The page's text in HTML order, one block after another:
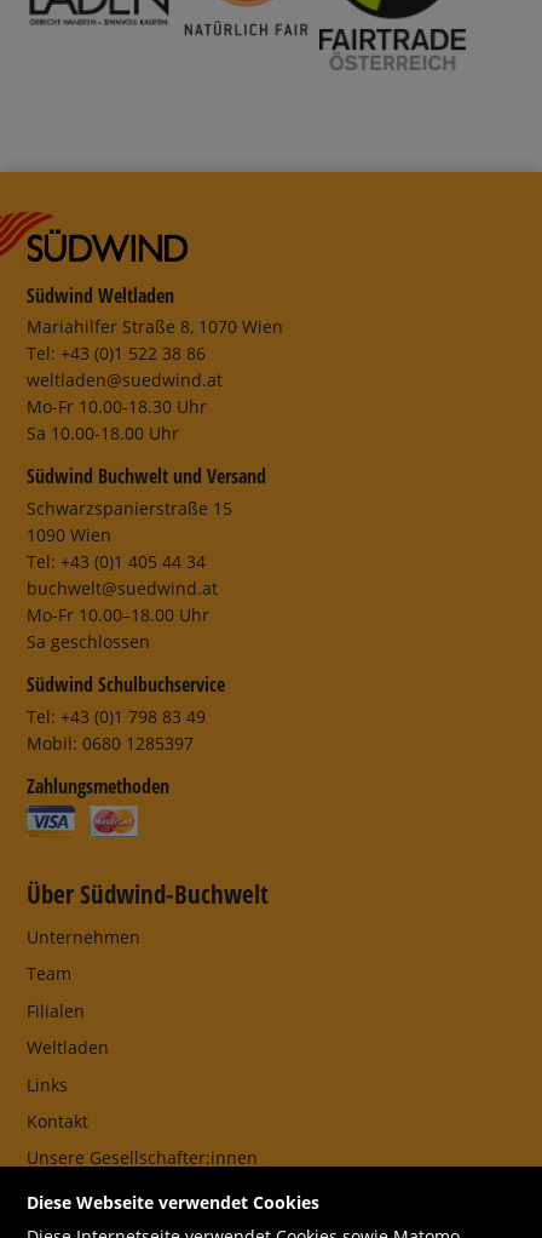
Südwind Weltladen
Mariahilfer Straße 8, 1070 Wien
Tel: +43 (0)1 522 38 86
weltladen@suedwind.at
Mo-Fr 10.00-18.30 Uhr
Sa 10.00-18.00 Uhr
Südwind Buchwelt und Versand
Schwarzspanierstraße 15
1090 Wien
Tel: +43 (0)1 405 44 34
buchwelt@suedwind.at
Mo-Fr 10.00–18.00 Uhr
Sa geschlossen
Südwind Schulbuchservice
Tel: +43 (0)1 798 83 49
Mobil: 0680 1285397
Zahlungsmethoden
Über Südwind-Buchwelt
Unternehmen
Team
Filialen
Weltladen
Links
Kontakt
Unsere Gesellschafter:innen
AGB
Impressum
Diese Webseite verwendet Cookies